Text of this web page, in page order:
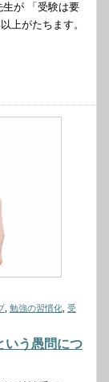
生が 「受験は要
上がたちます。
, 勉強の習慣化 受
いう愚問につ